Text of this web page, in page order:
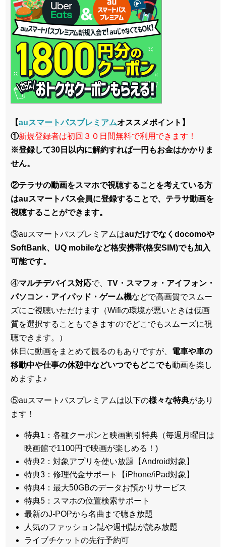
【auスマートパスプレミアムオススメポイント】
①新規登録者は初回３０日間無料で利用できます！
※登録して30日以内に解約すれば一円もお金はかかりま
せん。
②テラサの動画をスマホで視聴することを考えている方
はauスマートパス会員に登録することで、テラサ動画を
視聴することができます。
③auスマートパスプレミアムはauだけでなくdocomoや
SoftBank、UQ mobileなど格安携帯(格安SIM)でも加入
可能です。
④マルチデバイス対応で、 TV・スマフォ・アイフォン・
パソコン・アイパッド・ゲーム機などで高画質でスムー
ズにご視聴いただけます（Wifiの環境が悪いときは低画
質を選択することもできますのでどこでもスムーズに視
聴できます。）
休日に動画をまとめて観るのもありですが、 電車や車の
移動中や仕事の休憩中などいつでもどこでも動画を楽し
めますよ♪
⑤auスマートパスプレミアムは以下の様々な特典があり
ます！
特典1：各種クーポンと映画割引特典（毎週月曜日は
映画館で1100円で映画が楽しめる！)
特典2：対象アプリを使い放題【Android対象】
特典3：修理代金サポート【iPhone/iPad対象】
特典4：最大50GBのデータお預かりサービス
特典5：スマホの位置検索サポート
最新のJ-POPから名曲まで聴き放題
人気のファッション誌や週刊誌が読み放題
ライブチケットの先行予約可